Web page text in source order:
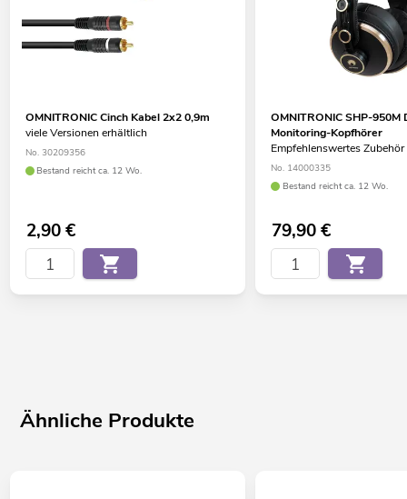
OMNITRONIC Cinch Kabel 2x2 0,9m
viele Versionen erhältlich
No. 30209356
Bestand reicht ca. 12 Wo.
2,90€
OMNITRONIC SHP-950M
Monitoring-Kopfhörer
Empfehlenswertes Zubehör
No. 14000335
Bestand reicht ca. 12 Wo.
79,90€
Ähnliche Produkte